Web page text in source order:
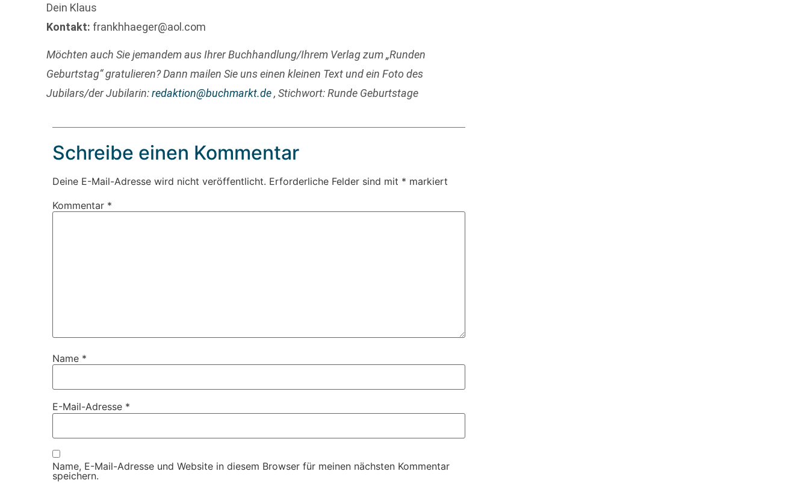
Dein Klaus
Kontakt: frankhhaeger@aol.com
Möchten auch Sie jemandem aus Ihrer Buchhandlung/Ihrem Verlag zum „Runden
Geburtstag“ gratulieren? Dann mailen Sie uns einen kleinen Text und ein Foto des
Jubilars/der Jubilarin:redaktion@buchmarkt.de, Stichwort: Runde Geburtstage
Schreibe einen Kommentar
Deine E-Mail-Adresse wird nicht veröffentlicht. Erforderliche Felder sind mit * markiert
Kommentar *
Name *
E-Mail-Adresse *
Name, E-Mail-Adresse und Website in diesem Browser für meinen nächsten Kommentar
speichern.